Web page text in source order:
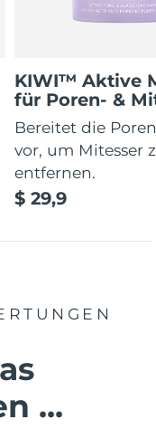
KIWI™ Aktive
für Poren- &
Bereitet die
vor, um Mitesser
entfernen.
$ 29,9
...